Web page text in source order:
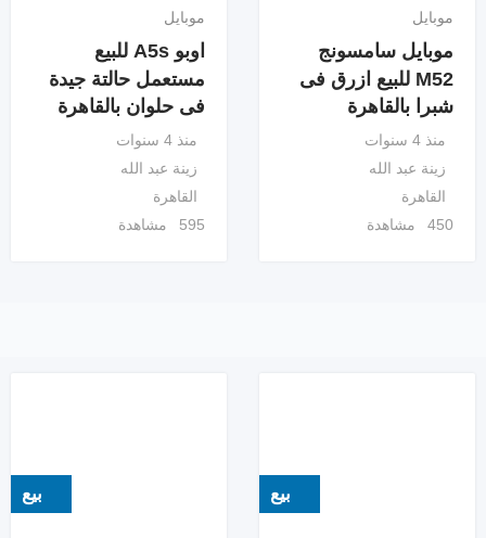
موبايل
موبايل سامسونج
M52 للبيع ازرق فى
شبرا بالقاهرة
منذ 4 سنوات
زينة عبد الله
القاهرة
450 مشاهدة
موبايل
اوبو A5s للبيع
مستعمل حالتة جيدة
فى حلوان بالقاهرة
منذ 4 سنوات
زينة عبد الله
القاهرة
595 مشاهدة
بيع بيع